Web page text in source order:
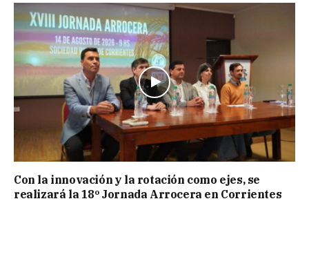
Con la innovación y la rotación como ejes, se
realizará la 18º Jornada Arrocera en Corrientes